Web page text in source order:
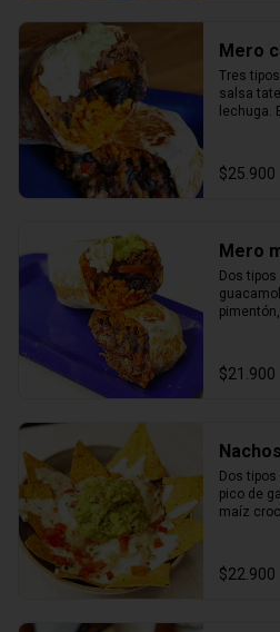
Mero
Tres
salsa
lechuga.
$25.900
Mero
Dos
$21.900
Nachos
Dos
pico de
maíz
$22.900